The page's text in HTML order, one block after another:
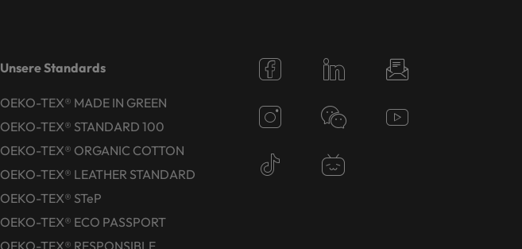
Unsere Standards
OEKO-TEX® MADE IN GREEN
OEKO-TEX® STANDARD 100
OEKO-TEX® ORGANIC COTTON
OEKO-TEX® LEATHER STANDARD
OEKO-TEX® STeP
OEKO-TEX® ECO PASSPORT